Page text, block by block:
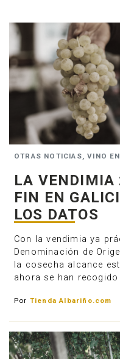
OTRAS NOTICIAS, VINO
LA VENDIMIA
FIN EN
LOS DATOS
Con la vendimia ya
Denominación de
la cosecha alcance
ahora se han
Por Tienda Albariño.com